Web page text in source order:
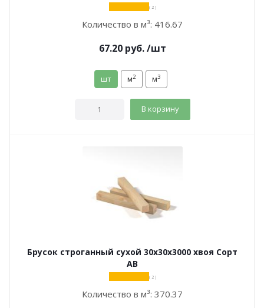
( 2 )
Количество в м³: 416.67
67.20руб. /шт
шт м2 м3
В корзину
Брусок строганный сухой 30х30х3000 хвоя Сорт
АВ
( 2 )
Количество в м³: 370.37